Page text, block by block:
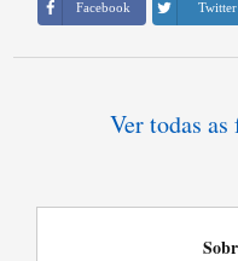
Facebook Twitter
Ver todas